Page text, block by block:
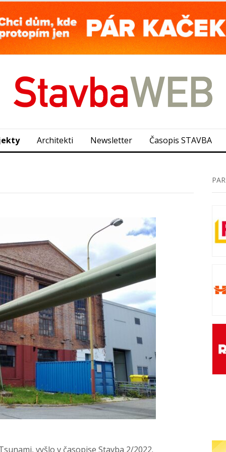
Architekti Newsletter Časopis STAVBA
vyšlo v časopise Stavba 2/2022.